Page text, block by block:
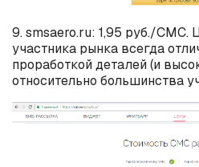
9. smsaero.ru: 1,95 руб./СМС.
участника рынка всегда
проработкой деталей (и
относительно большинства